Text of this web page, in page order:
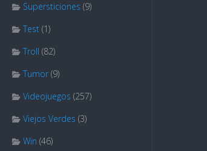
Supersticiones (9)
Test (1)
Troll (82)
Tumor (9)
Videojuegos (257)
Viejos Verdes (3)
Win (46)